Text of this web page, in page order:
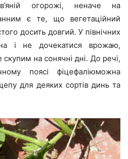
огорожі, неначе на
є те, що вегетаційний
досить довгий. У північних
і не дочекатися врожаю,
на сонячні дні. До речі,
поясі фіцефаліюможна
для деяких сортів динь та